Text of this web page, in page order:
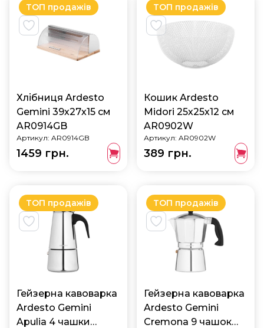
ТОП продажів
Хлібниця Ardesto
Gemini 39х27х15 см
AR0914GB
Артикул: AR0914GB
1459 грн.
ТОП продажів
Кошик Ardesto
Midori 25х25х12 см
AR0902W
Артикул: AR0902W
389 грн.
ТОП продажів
Гейзерна кавоварка
Ardesto Gemini
Apulia 4 чашки
ТОП продажів
Гейзерна кавоварка
Ardesto Gemini
Cremona 9 чашок